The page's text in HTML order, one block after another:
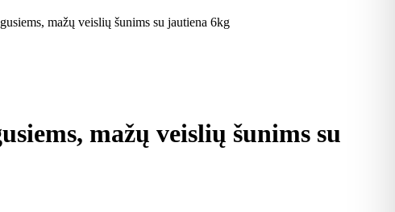
mažų veislių šunims su jautiena 6kg
mažų veislių šunims su